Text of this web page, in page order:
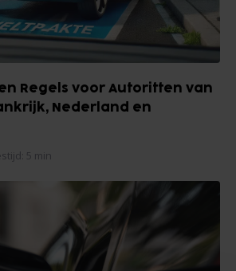
Regels voor Autoritten van
Nederland en
5 min